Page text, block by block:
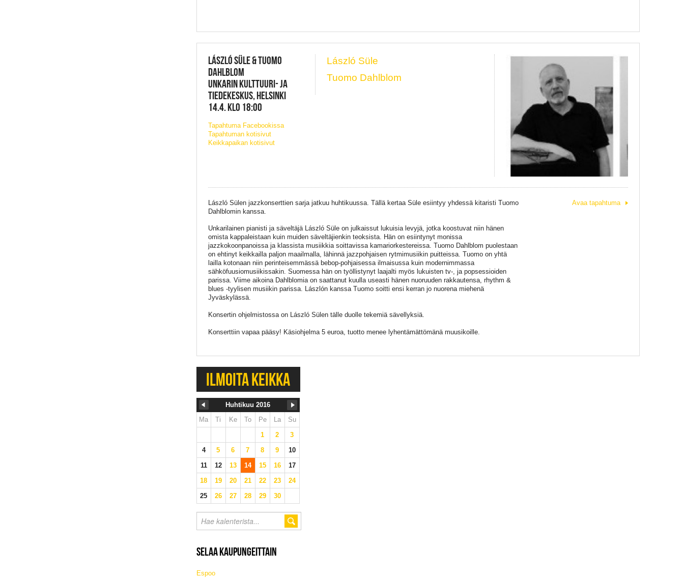
LÁSZLÓ SÜLE & TUOMO
DAHLBLOM
UNKARIN KULTTUURI- JA
TIEDEKESKUS, HELSINKI
14.4. KLO 18:00
Tapahtuma Facebookissa
Tapahtuman kotisivut
Keikkapaikan kotisivut
László Süle
Tuomo Dahlblom
László Sülen jazzkonserttien sarja jatkuu huhtikuussa. Tällä kertaa Süle esiintyy yhdessä kitaristi Tuomo
Dahlblomin kanssa.
Unkarilainen pianisti ja säveltäjä László Süle on julkaissut lukuisia levyjä, jotka koostuvat niin hänen
omista kappaleistaan kuin muiden säveltäjienkin teoksista. Hän on esiintynyt monissa
jazzkokoonpanoissa ja klassista musiikkia soittavissa kamariorkestereissa. Tuomo Dahlblom puolestaan
on ehtinyt keikkailla paljon maailmalla, lähinnä jazzpohjaisen rytmimusiikin puitteissa. Tuomo on yhtä
lailla kotonaan niin perinteisemmässä bebop-pohjaisessa ilmaisussa kuin modernimmassa
sähköfuusiomusiikissakin. Suomessa hän on työllistynyt laajalti myös lukuisten tv-, ja popsessioiden
parissa. Viime aikoina Dahlblomia on saattanut kuulla useasti hänen nuoruuden rakkautensa, rhythm &
blues -tyylisen musiikin parissa. Lászlón kanssa Tuomo soitti ensi kerran jo nuorena miehenä
Jyväskylässä.
Konsertin ohjelmistossa on László Sülen tälle duolle tekemiä sävellyksiä.
Konserttiin vapaa pääsy! Käsiohjelma 5 euroa, tuotto menee lyhentämättömänä muusikoille.
Avaa tapahtuma
ILMOITA KEIKKA
Huhtikuu 2016
Ma
Ti Ke To Pe La
Su
1
2
3
4
5 6 7 8 9
10
11
12 13 14 15 16
17
18
19 20 21 22 23
24
25
26 27 28 29 30
SELAA KAUPUNGEITTAIN
Espoo